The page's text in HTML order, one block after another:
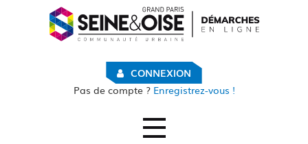
CONNEXION
Pas de compte ?Enregistrez-vous !
Ouvrir le menu